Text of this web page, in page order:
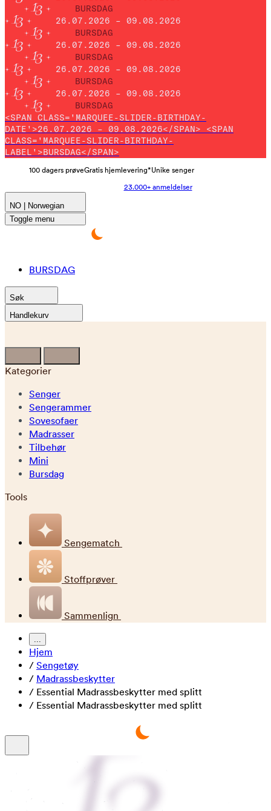
BURSDAG
26.07.2026 – 09.08.2026
BURSDAG
26.07.2026 – 09.08.2026
BURSDAG
26.07.2026 – 09.08.2026
BURSDAG
26.07.2026 – 09.08.2026
BURSDAG
<SPAN CLASS='MARQUEE-SLIDER-BIRTHDAY-
DATE'>26.07.2026 – 09.08.2026</SPAN> <SPAN
CLASS='MARQUEE-SLIDER-BIRTHDAY-
LABEL'>BURSDAG</SPAN>
100 dagers prøveGratis hjemlevering*Unike senger
23.000+ anmeldelser
NO | Norwegian
Toggle menu
BURSDAG
Søk
Handlekurv
Kategorier
Senger
Sengerammer
Sovesofaer
Madrasser
Tilbehør
Mini
Bursdag
Tools
Sengematch
Stoffprøver
Sammenlign
...
Hjem
/ Sengetøy
/ Madrassbeskytter
/ Essential Madrassbeskytter med splitt
/ Essential Madrassbeskytter med splitt